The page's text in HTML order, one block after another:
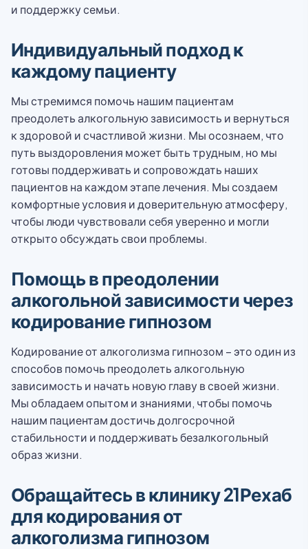
и поддержку семьи.
Индивидуальный подход к
каждому пациенту
Мы стремимся помочь нашим пациентам
преодолеть алкогольную зависимость и вернуться
к здоровой и счастливой жизни. Мы осознаем, что
путь выздоровления может быть трудным, но мы
готовы поддерживать и сопровождать наших
пациентов на каждом этапе лечения. Мы создаем
комфортные условия и доверительную атмосферу,
чтобы люди чувствовали себя уверенно и могли
открыто обсуждать свои проблемы.
Помощь в преодолении
алкогольной зависимости через
кодирование гипнозом
Кодирование от алкоголизма гипнозом – это один из
способов помочь преодолеть алкогольную
зависимость и начать новую главу в своей жизни.
Мы обладаем опытом и знаниями, чтобы помочь
нашим пациентам достичь долгосрочной
стабильности и поддерживать безалкогольный
образ жизни.
Обращайтесь в клинику 21Рехаб
для кодирования от
алкоголизма гипнозом